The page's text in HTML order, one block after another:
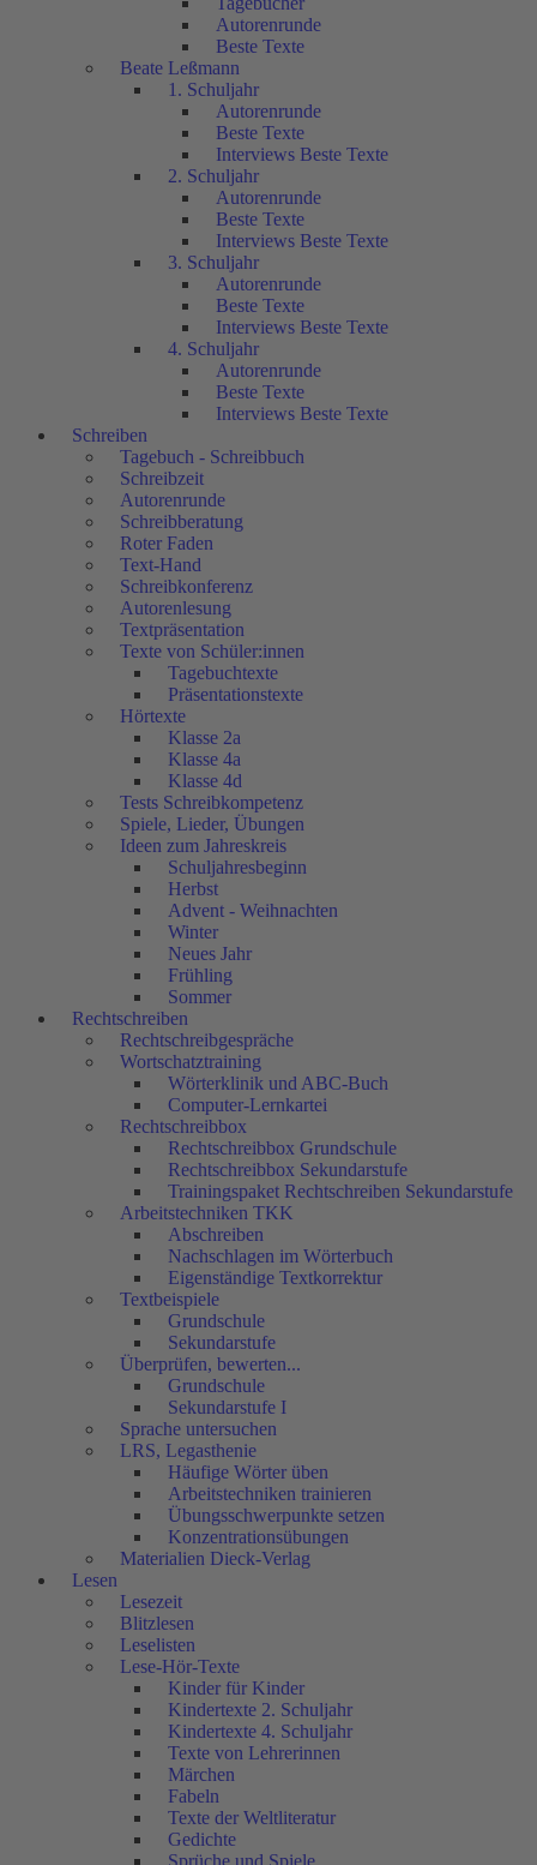
Autorenrunde
Beste Texte
Beate Leßmann
1. Schuljahr
Autorenrunde
Beste Texte
Interviews Beste Texte
2. Schuljahr
Autorenrunde
Beste Texte
Interviews Beste Texte
3. Schuljahr
Autorenrunde
Beste Texte
Interviews Beste Texte
4. Schuljahr
Autorenrunde
Beste Texte
Interviews Beste Texte
Schreiben
Tagebuch - Schreibbuch
Schreibzeit
Autorenrunde
Schreibberatung
Roter Faden
Text-Hand
Schreibkonferenz
Autorenlesung
Textpräsentation
Texte von Schüler:innen
Tagebuchtexte
Präsentationstexte
Hörtexte
Klasse 2a
Klasse 4a
Klasse 4d
Tests Schreibkompetenz
Spiele, Lieder, Übungen
Ideen zum Jahreskreis
Schuljahresbeginn
Herbst
Advent - Weihnachten
Winter
Neues Jahr
Frühling
Sommer
Rechtschreiben
Rechtschreibgespräche
Wortschatztraining
Wörterklinik und ABC-Buch
Computer-Lernkartei
Rechtschreibbox
Rechtschreibbox Grundschule
Rechtschreibbox Sekundarstufe
Trainingspaket Rechtschreiben Sekundarstufe
Arbeitstechniken TKK
Abschreiben
Nachschlagen im Wörterbuch
Eigenständige Textkorrektur
Textbeispiele
Grundschule
Sekundarstufe
Überprüfen, bewerten...
Grundschule
Sekundarstufe I
Sprache untersuchen
LRS, Legasthenie
Häufige Wörter üben
Arbeitstechniken trainieren
Übungsschwerpunkte setzen
Konzentrationsübungen
Materialien Dieck-Verlag
Lesen
Lesezeit
Blitzlesen
Leselisten
Lese-Hör-Texte
Kinder für Kinder
Kindertexte 2. Schuljahr
Kindertexte 4. Schuljahr
Texte von Lehrerinnen
Märchen
Fabeln
Texte der Weltliteratur
Gedichte
Sprüche und Spiele